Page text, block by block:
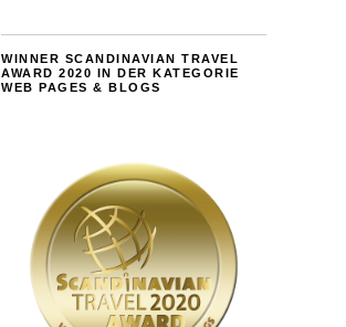
WINNER SCANDINAVIAN TRAVEL
AWARD 2020 IN DER KATEGORIE
WEB PAGES & BLOGS